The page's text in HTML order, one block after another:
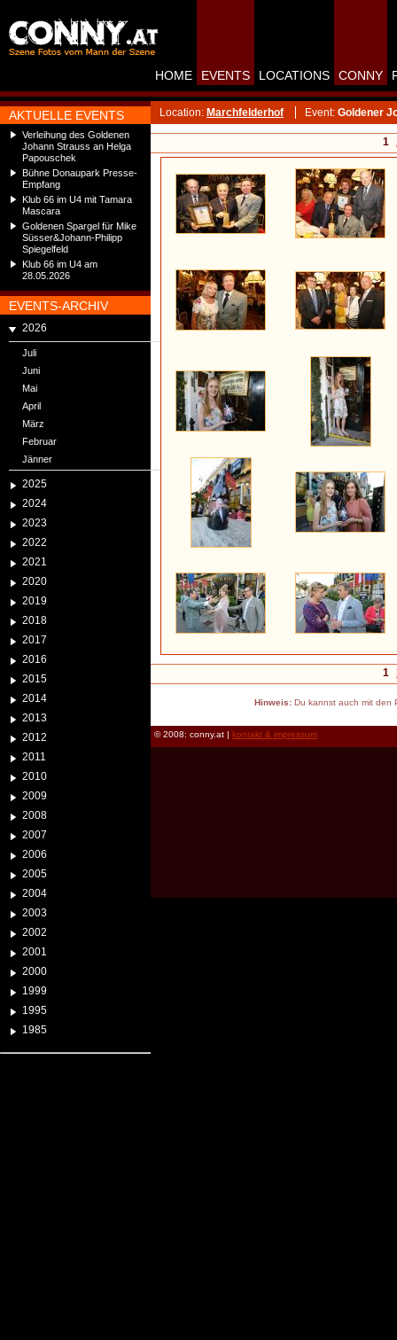
AKTUELLE EVENTS
Verleihung des Goldenen
Johann Strauss an Helga
Papouschek
Bühne Donaupark Presse-
Empfang
Klub 66 im U4 mit Tamara
Mascara
Goldenen Spargel für Mike
Süsser&Johann-Philipp
Spiegelfeld
Klub 66 im U4 am
28.05.2026
EVENTS-ARCHIV
2026
Juli
Juni
Mai
April
März
Februar
Jänner
2025
2024
2023
2022
2021
2020
2019
2018
2017
2016
2015
2014
2013
2012
2011
2010
2009
2008
2007
2006
2005
2004
2003
2002
2001
2000
1999
1995
1985
HOME EVENTS LOCATIONS CONNY
Location: Marchfelderhof Event: Goldener
1
1
Hinweis:Du kannst auch mit den
© 2008: conny.at | kontakt & impressum